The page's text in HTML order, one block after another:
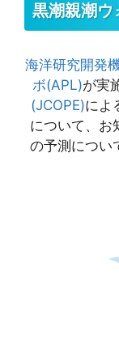
黒潮親潮ウ
海洋研究開発
ボ(APL)が実
(JCOPE)によ
について、お
の予測につい